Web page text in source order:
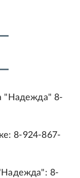
"Надежда" 8-
8-924-867-
8-